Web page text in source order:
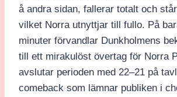
å andra sidan, fallerar totalt och
vilket Norra utnyttjar till fullo. På
minuter förvandlar Dunkholmens
till ett mirakulöst övertag för Norra
avslutar perioden med 22–21 på
comeback som lämnar publiken i